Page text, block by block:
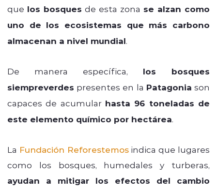
que los bosques de esta zona se alzan como
uno de los ecosistemas que más carbono
almacenan a nivel mundial.
De manera específica, los bosques
siempreverdes presentes en la Patagonia son
capaces de acumular hasta 96 toneladas de
este elemento químico por hectárea.
La Fundación Reforestemosindica que lugares
como los bosques, humedales y turberas,
ayudan a mitigar los efectos del cambio